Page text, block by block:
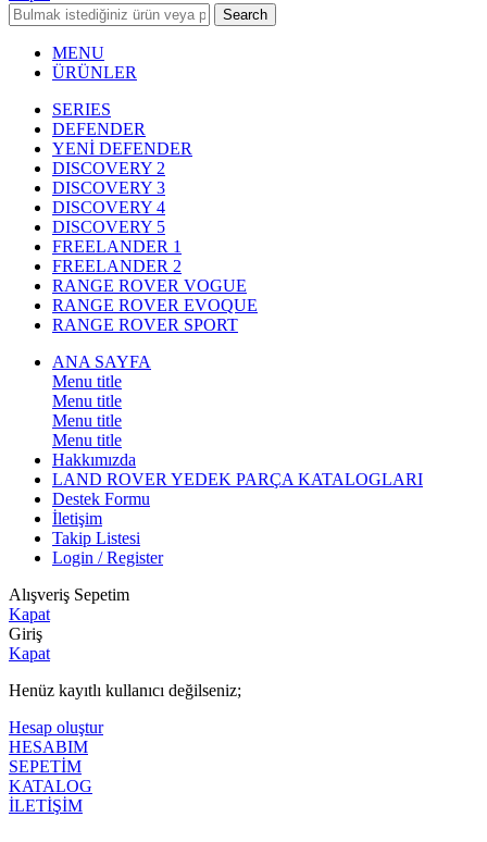
Search
MENU
ÜRÜNLER
SERIES
DEFENDER
YENİ DEFENDER
DISCOVERY 2
DISCOVERY 3
DISCOVERY 4
DISCOVERY 5
FREELANDER 1
FREELANDER 2
RANGE ROVER VOGUE
RANGE ROVER EVOQUE
RANGE ROVER SPORT
ANA SAYFA
Menu title
Menu title
Menu title
Menu title
Hakkımızda
LAND ROVER YEDEK PARÇA KATALOGLARI
Destek Formu
İletişim
Takip Listesi
Login / Register
Alışveriş Sepetim
Kapat
Giriş
Kapat
Henüz kayıtlı kullanıcı değilseniz;
Hesap oluştur
HESABIM
SEPETİM
KATALOG
İLETİŞİM